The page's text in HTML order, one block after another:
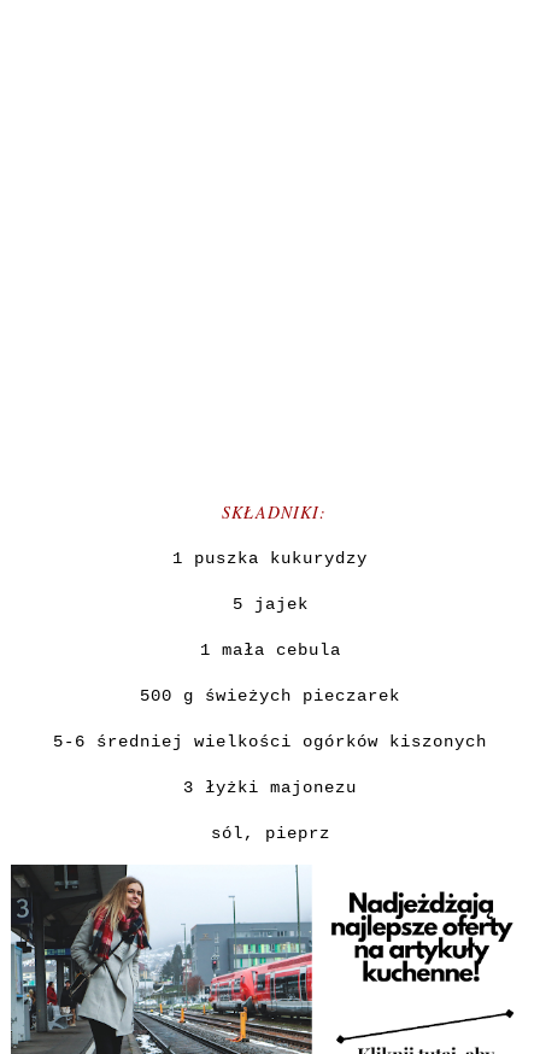
SKŁADNIKI:
1 puszka kukurydzy
5 jajek
1 mała cebula
500 g świeżych pieczarek
5-6 średniej wielkości ogórków kiszonych
3 łyżki majonezu
sól, pieprz